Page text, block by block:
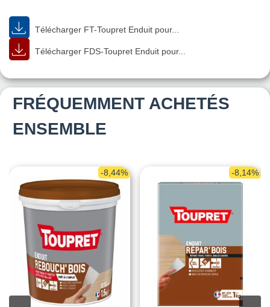
Télécharger FT-Toupret Enduit pour...
Télécharger FDS-Toupret Enduit pour...
FRÉQUEMMENT ACHETÉS
ENSEMBLE
-8,44% -8,14%